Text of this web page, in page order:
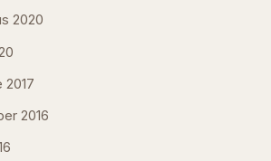
2020
2017
2016